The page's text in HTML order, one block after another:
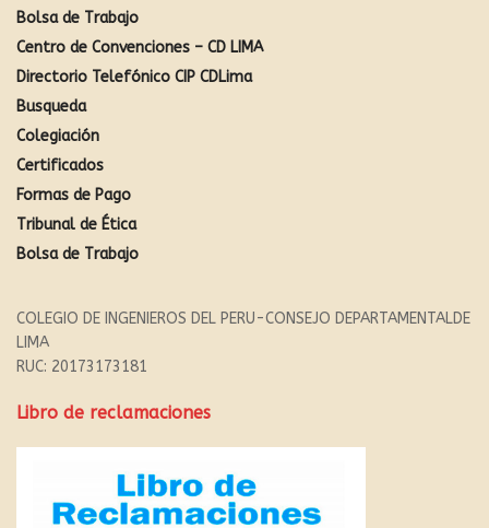
Bolsa de Trabajo
Centro de Convenciones – CD LIMA
Directorio Telefónico CIP CDLima
Busqueda
Colegiación
Certificados
Formas de Pago
Tribunal de Ética
Bolsa de Trabajo
COLEGIO DE INGENIEROS DEL PERU-CONSEJO DEPARTAMENTALDE
LIMA
RUC: 20173173181
Libro de reclamaciones